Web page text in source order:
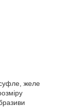
суфле, желе